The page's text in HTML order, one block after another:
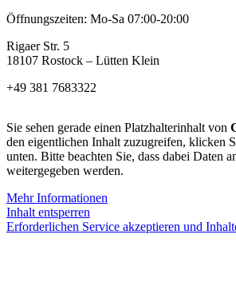
Öffnungszeiten: Mo-Sa 07:00-20:00
Rigaer Str. 5
18107 Rostock – Lütten Klein
+49 381 7683322
Sie sehen gerade einen Platzhalterinhalt von
den eigentlichen Inhalt zuzugreifen, klicken
unten. Bitte beachten Sie, dass dabei Daten
weitergegeben werden.
Mehr Informationen
Inhalt entsperren
Erforderlichen Service akzeptieren und